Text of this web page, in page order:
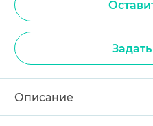
Описание